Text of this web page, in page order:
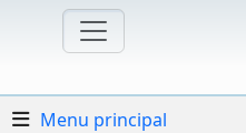
Menu principal